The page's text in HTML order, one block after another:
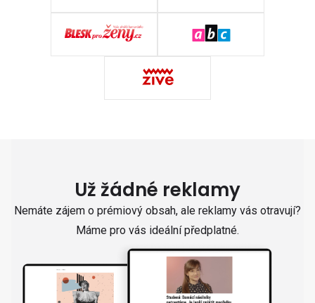
Už žádné reklamy
Nemáte zájem o prémiový obsah, ale reklamy vás otravují?
Máme pro vás ideální předplatné.